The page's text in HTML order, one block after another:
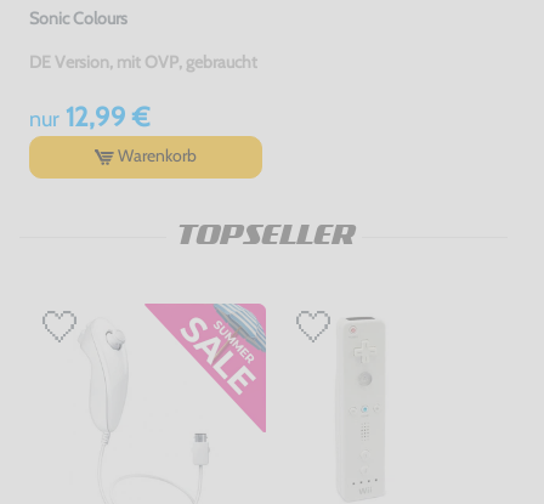
Sonic Colours
DE Version, mit OVP, gebraucht
nur12,99 €
Warenkorb
TOPSELLER